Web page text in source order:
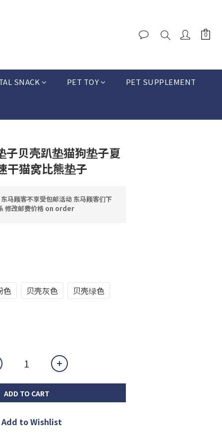
SNACK PET TOY PET SUPPLEMENT
子贝壳趴垫猫狗垫子夏
干猫窝比熊垫子
马顾客不享受包邮活动 东马顾客们下
修改邮费价格 on order
色 贝壳灰色 贝壳绿色
ADD TO CART
Add to Wishlist